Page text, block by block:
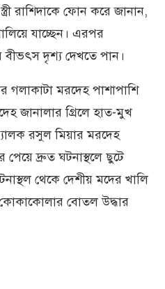
রাশিদাকে ফোন করে জানান,
যাচ্ছেন। এরপর
বীভৎস দৃশ্য দেখতে পান।
গলাকাটা মরদেহ পাশাপাশি
জানালার গ্রিলে হাত-মুখ
রসুল মিয়ার মরদেহ
দ্রুত ঘটনাস্থলে ছুটে
থেকে দেশীয় মদের খালি
বোতল উদ্ধার